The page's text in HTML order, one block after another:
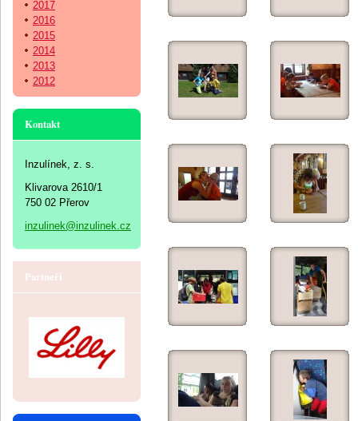
2017
2016
2015
2014
2013
2012
Kontakt
Inzulínek, z. s.
Klivarova 2610/1
750 02 Přerov
inzulinek@inzulinek.cz
Partneři